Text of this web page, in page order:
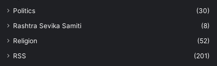
Politics
(30)
Rashtra Sevika Samiti
(8)
Religion
(52)
RSS
(201)